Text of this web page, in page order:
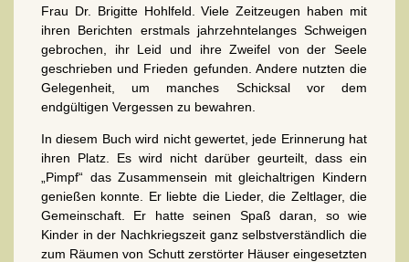
Frau Dr. Brigitte Hohlfeld. Viele Zeitzeugen haben mit
ihren Berichten erstmals jahrzehntelanges Schweigen
gebrochen, ihr Leid und ihre Zweifel von der Seele
geschrieben und Frieden gefunden. Andere nutzten die
Gelegenheit, um manches Schicksal vor dem
endgültigen Vergessen zu bewahren.
In diesem Buch wird nicht gewertet, jede Erinnerung hat
ihren Platz. Es wird nicht darüber geurteilt, dass ein
„Pimpf“ das Zusammensein mit gleichaltrigen Kindern
genießen konnte. Er liebte die Lieder, die Zeltlager, die
Gemeinschaft. Er hatte seinen Spaß daran, so wie
Kinder in der Nachkriegszeit ganz selbstverständlich die
zum Räumen von Schutt zerstörter Häuser eingesetzten